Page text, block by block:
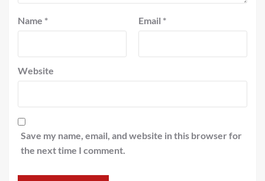
Name * Email *
Website
Save my name, email, and website in this browser for
the next time I comment.